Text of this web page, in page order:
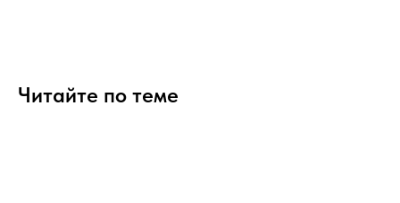
Читайте по теме